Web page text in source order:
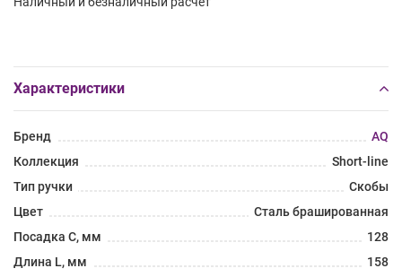
Характеристики
Бренд
AQ
Коллекция
Short-line
Тип ручки
Скобы
Цвет
Сталь брашированная
Посадка C, мм
128
Длина L, мм
158